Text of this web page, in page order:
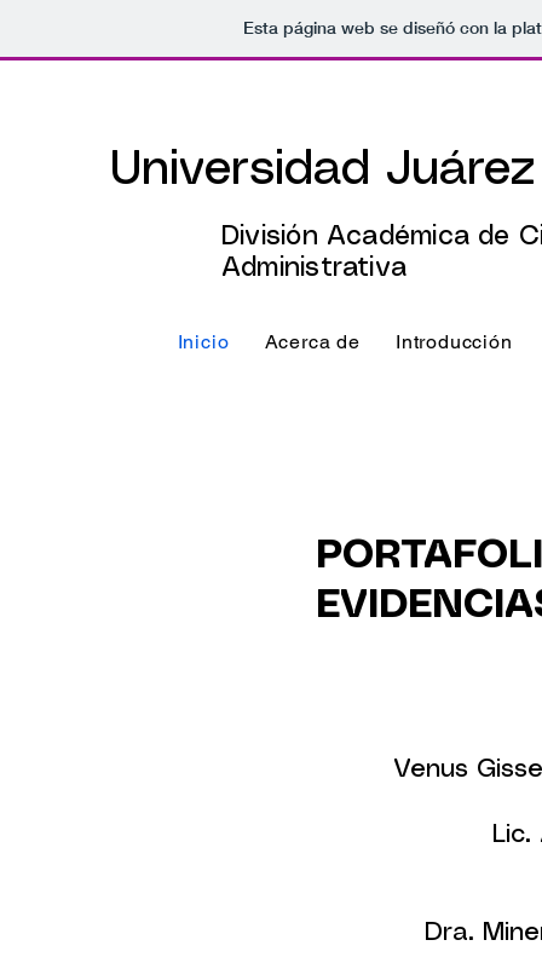
Esta página web se diseñó con la
Universidad
División Académica de
Administrativa
Inicio Acerca de Introducción
Venus
Dra.